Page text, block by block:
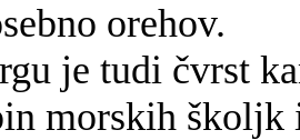
orehov.
je tudi čvrst
morskih školjk